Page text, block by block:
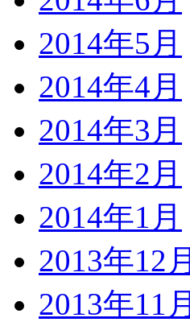
2014年5月
2014年4月
2014年3月
2014年2月
2014年1月
2013年12月
2013年11月